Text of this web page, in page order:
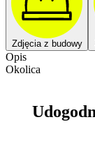
Zdjęcia z budowy
Opis
Okolica